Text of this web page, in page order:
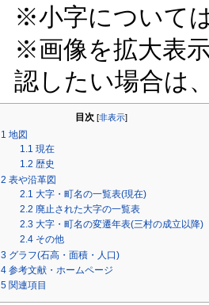
※小字について
※画像を拡大表
認したい場合は
目次 [非表示]
1 地図
1.1 現在
1.2 歴史
2 表や沿革図
2.1 大字・町名の一覧表(現在)
2.2 廃止された大字の一覧表
2.3 大字・町名の変遷年表(三村の成立以降)
2.4 その他
3 グラフ(石高・面積・人口)
4 参考文献・ホームページ
5 関連項目